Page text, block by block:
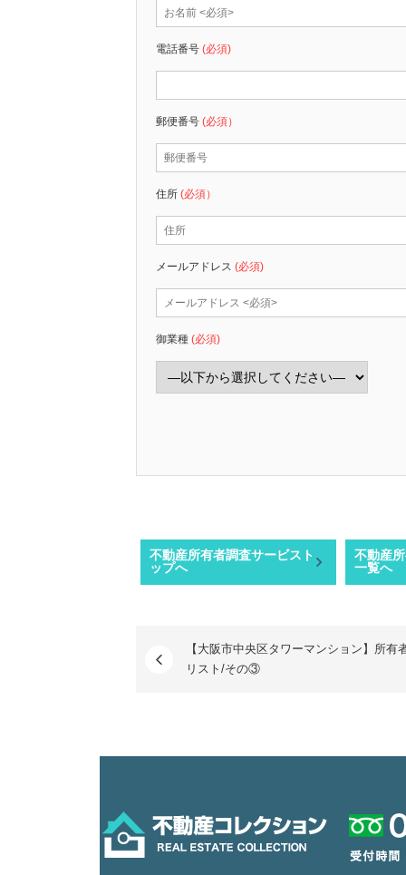
電話番号 (必須)
郵便番号 (必須）
住所 (必須）
メールアドレス (必須)
御業種 (必須)
不動産所有者調査サービスト
ップへ
不動産
一覧へ
【大阪市中央区タワーマンション】所有
リスト/その③